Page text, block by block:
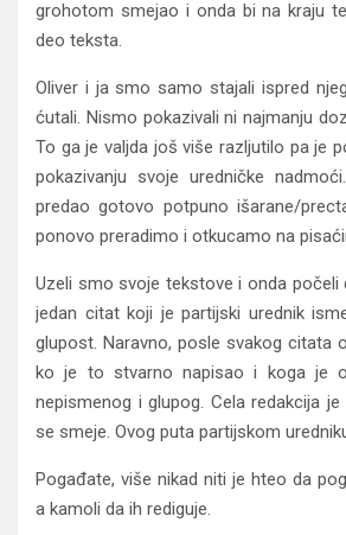
grohotom smejao i onda bi na kraju
deo teksta.
Oliver i ja smo samo stajali ispred
ćutali. Nismo pokazivali ni najmanju
To ga je valjda još više razljutilo pa je
pokazivanju svoje uredničke
predao gotovo potpuno išarane/
ponovo preradimo i otkucamo na
Uzeli smo svoje tekstove i onda počeli
jedan citat koji je partijski urednik
glupost. Naravno, posle svakog citata
ko je to stvarno napisao i koga je
nepismenog i glupog. Cela redakcija
se smeje. Ovog puta partijskom
Pogađate, više nikad niti je hteo da
a kamoli da ih rediguje.